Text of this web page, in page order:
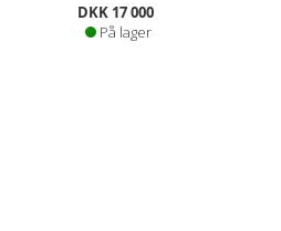
DKK 17 000
På lager